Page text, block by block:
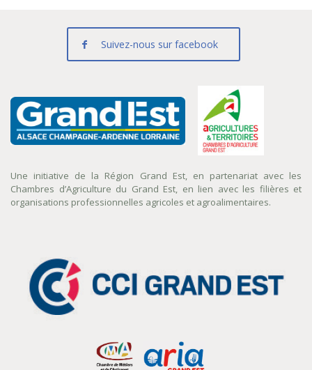
Suivez-nous sur facebook
Une initiative de la Région Grand Est, en partenariat avec les
Chambres d’Agriculture du Grand Est, en lien avec les filières et
organisations professionnelles agricoles et agroalimentaires.